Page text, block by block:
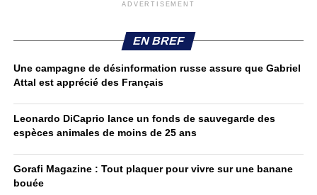
ADVERTISEMENT
EN BREF
Une campagne de désinformation russe assure que Gabriel
Attal est apprécié des Français
Leonardo DiCaprio lance un fonds de sauvegarde des
espèces animales de moins de 25 ans
Gorafi Magazine : Tout plaquer pour vivre sur une banane
bouée